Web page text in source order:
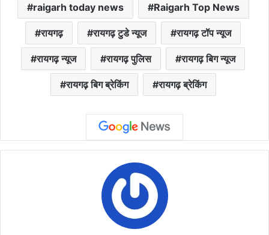
raigarh today news Raigarh Top News
रायगढ़ रायगढ़ टुडे न्यूज रायगढ़ टॉप न्यूज
रायगढ़ न्यूज रायगढ़ पुलिस रायगढ़ बिग न्यूज
रायगढ़ बिग ब्रेकिंग रायगढ़ ब्रेकिंग